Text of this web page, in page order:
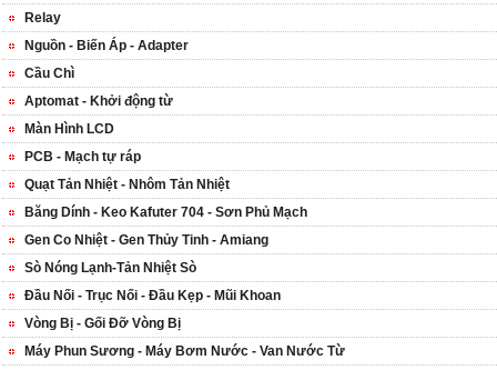
Relay
Nguồn - Biến Áp - Adapter
Cầu Chì
Aptomat - Khởi động từ
Màn Hình LCD
PCB - Mạch tự ráp
Quạt Tản Nhiệt - Nhôm Tản Nhiệt
Băng Dính - Keo Kafuter 704 - Sơn Phủ Mạch
Gen Co Nhiệt - Gen Thủy Tinh - Amiang
Sò Nóng Lạnh-Tản Nhiệt Sò
Đầu Nối - Trục Nối - Đầu Kẹp - Mũi Khoan
Vòng Bị - Gối Đỡ Vòng Bị
Máy Phun Sương - Máy Bơm Nước - Van Nước Từ